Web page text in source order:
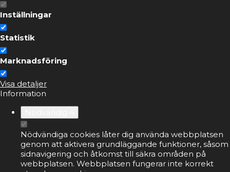
Inställningar
Statistik
Marknadsföring
Visa detaljer
Information
Nödvändiga cookies låter dig använda webbplatsen
genom att aktivera grundläggande funktioner, såsom
sidnavigering och åtkomst till säkra områden på
webbplatsen. Webbplatsen fungerar inte korrekt